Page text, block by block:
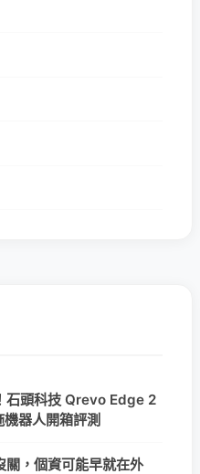
石頭科技 Qrevo Edge 2
器人開箱評測
關，個資可能早就在外